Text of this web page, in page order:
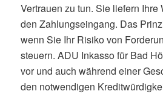
Vertrauen zu tun. Sie liefern Ihre
den Zahlungseingang. Das
wenn Sie Ihr Risiko von
steuern. ADU Inkasso für Bad
vor und auch während einer
den notwendigen